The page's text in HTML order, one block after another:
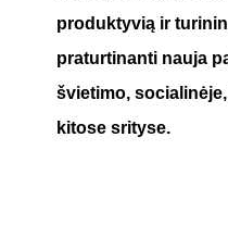
produktyvią ir
praturtinanti nauja
švietimo,
kitose srityse.